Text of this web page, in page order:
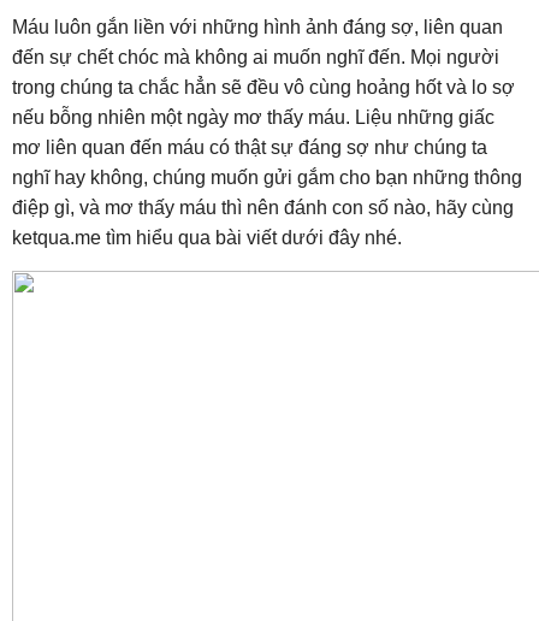
Máu luôn gắn liền với những hình ảnh đáng sợ, liên quan
đến sự chết chóc mà không ai muốn nghĩ đến. Mọi người
trong chúng ta chắc hẳn sẽ đều vô cùng hoảng hốt và lo sợ
nếu bỗng nhiên một ngày mơ thấy máu. Liệu những giấc
mơ liên quan đến máu có thật sự đáng sợ như chúng ta
nghĩ hay không, chúng muốn gửi gắm cho bạn những thông
điệp gì, và mơ thấy máu thì nên đánh con số nào, hãy cùng
ketqua.me tìm hiểu qua bài viết dưới đây nhé.